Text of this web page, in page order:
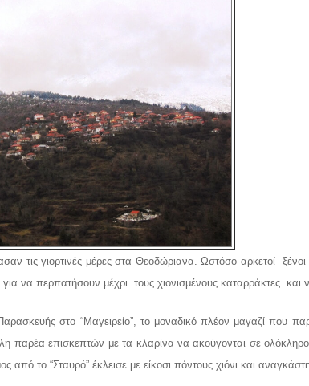
τις γιορτινές μέρες στα Θεοδώριανα. Ωστόσο αρκετοί
να περπατήσουν μέχρι τους χιονισμένους καταρράκτες και
στο “Μαγειρείο”, το μοναδικό πλέον μαγαζί που
παρέα επισκεπτών με τα κλαρίνα να ακούγονται σε
από το “Σταυρό” έκλεισε με είκοσι πόντους χιόνι και